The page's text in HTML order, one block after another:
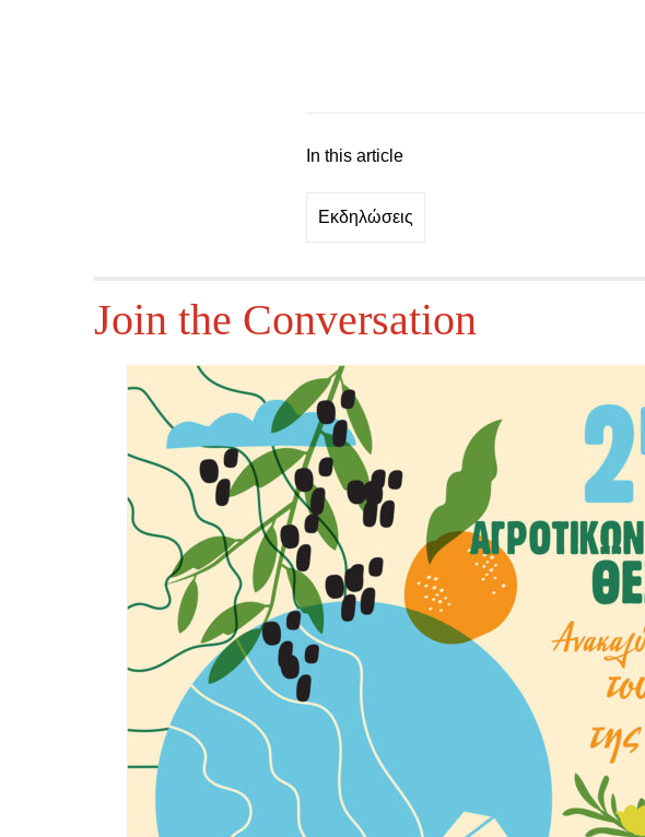
In this article
Εκδηλώσεις
Join the Conversation